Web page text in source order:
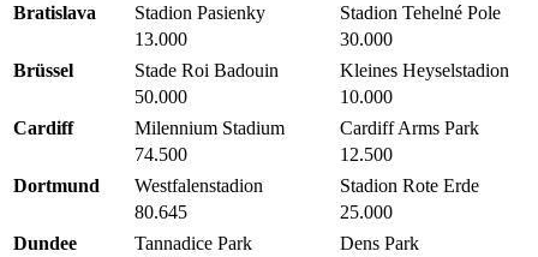
Bratislava
Stadion Pasienky
Stadion Tehelné Pole
13.000
30.000
Brüssel
Stade Roi Badouin
Kleines Heyselstadion
50.000
10.000
Cardiff
Milennium Stadium
Cardiff Arms Park
74.500
12.500
Dortmund
Westfalenstadion
Stadion Rote Erde
80.645
25.000
Dundee
Tannadice Park
Dens Park